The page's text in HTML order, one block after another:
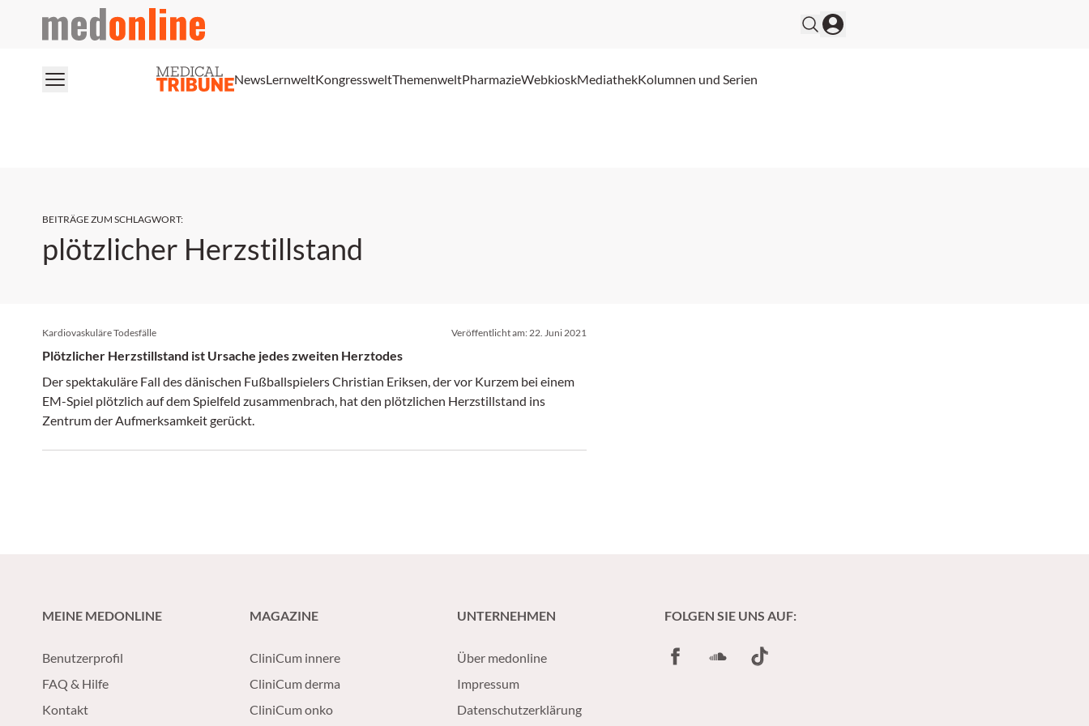
medonline
NewsLernweltKongressweltThemenweltPharmazieWebkioskMediathekKolumnen und Serien
BEITRÄGE ZUM SCHLAGWORT:
plötzlicher Herzstillstand
Kardiovaskuläre Todesfälle Veröffentlicht am:22. Juni 2021
Plötzlicher Herzstillstand ist Ursache jedes zweiten Herztodes
Der spektakuläre Fall des dänischen Fußballspielers Christian Eriksen, der vor Kurzem bei einem
EM-Spiel plötzlich auf dem Spielfeld zusammenbrach, hat den plötzlichen Herzstillstand ins
Zentrum der Aufmerksamkeit gerückt.
MEINE MEDONLINE
Benutzerprofil
FAQ & Hilfe
Kontakt
MAGAZINE
CliniCum innere
CliniCum derma
CliniCum onko
UNTERNEHMEN
Über medonline
Impressum
Datenschutzerklärung
FOLGEN SIE UNS AUF:
FacebookSoundCloud
TikTok